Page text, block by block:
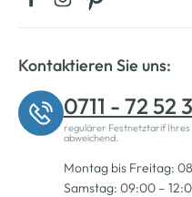
Kontaktieren Sie uns:
0711 - 72 52
regulärer Festnetztarif Ihres
abweichend.
Montag bis Freitag:
Samstag: 09:00 –